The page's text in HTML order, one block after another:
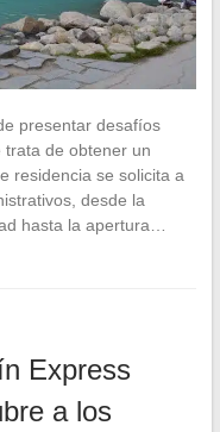
presentar desafíos
trata de obtener un
residencia se solicita a
desde la
hasta la apertura…
Express
a los